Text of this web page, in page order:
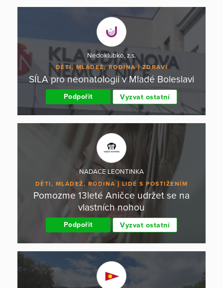
Nedoklubko, z.s.
DĚTI, MLÁDEŽ, RODINA ZDRAVÍ
SÍLA pro neonatologii v Mladé Boleslavi
Podpořit Vyzvat ostatní
NADACE LEONTINKA
DĚTI, MLÁDEŽ, RODINA LIDÉ S POSTIŽENÍM
Pomozme 13leté Aničce udržet se na
vlastních nohou
Podpořit Vyzvat ostatní